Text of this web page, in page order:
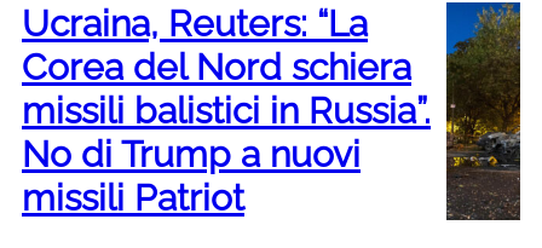
Ucraina, Reuters: “La
Corea del Nord schiera
missili balistici in Russia”.
No di Trump a nuovi
missili Patriot